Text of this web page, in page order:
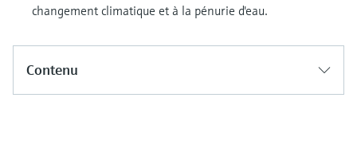
changement climatique et à la pénurie d'eau.
Contenu